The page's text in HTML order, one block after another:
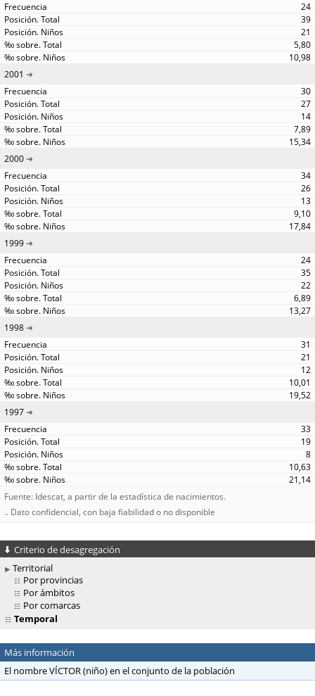
24
39
21
5,80
10,98
2001
30
27
14
7,89
15,34
2000
34
26
13
9,10
17,84
1999
24
35
22
6,89
13,27
1998
31
21
12
10,01
19,52
1997
33
19
8
10,63
21,14
Fuente: Idescat, a partir de la estadística de nacimientos.
.. Dato confidencial, con baja fiabilidad o no disponible
Criterio de desagregación
Territorial
Por provincias
Por ámbitos
Por comarcas
Temporal
Más información
El nombre VÍCTOR (niño) en el conjunto de la población